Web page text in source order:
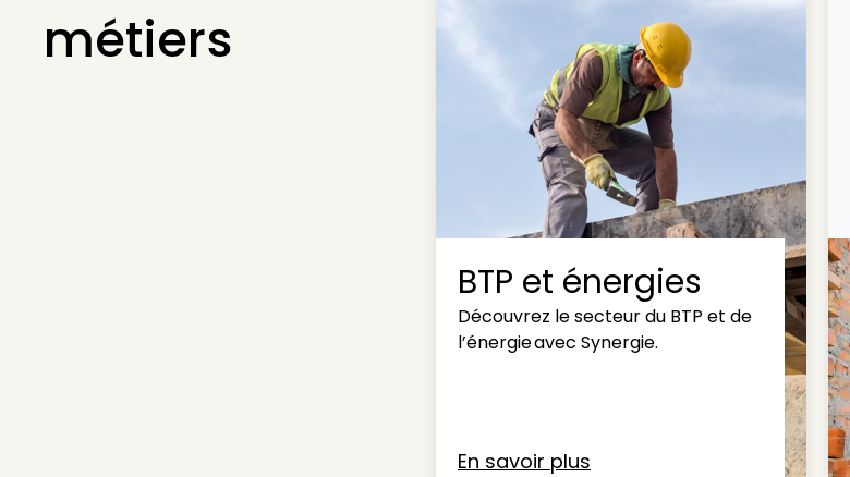
métiers
BTP et énergies
Découvrez le secteur du BTP et de
l’énergie avec Synergie.
En savoir plus